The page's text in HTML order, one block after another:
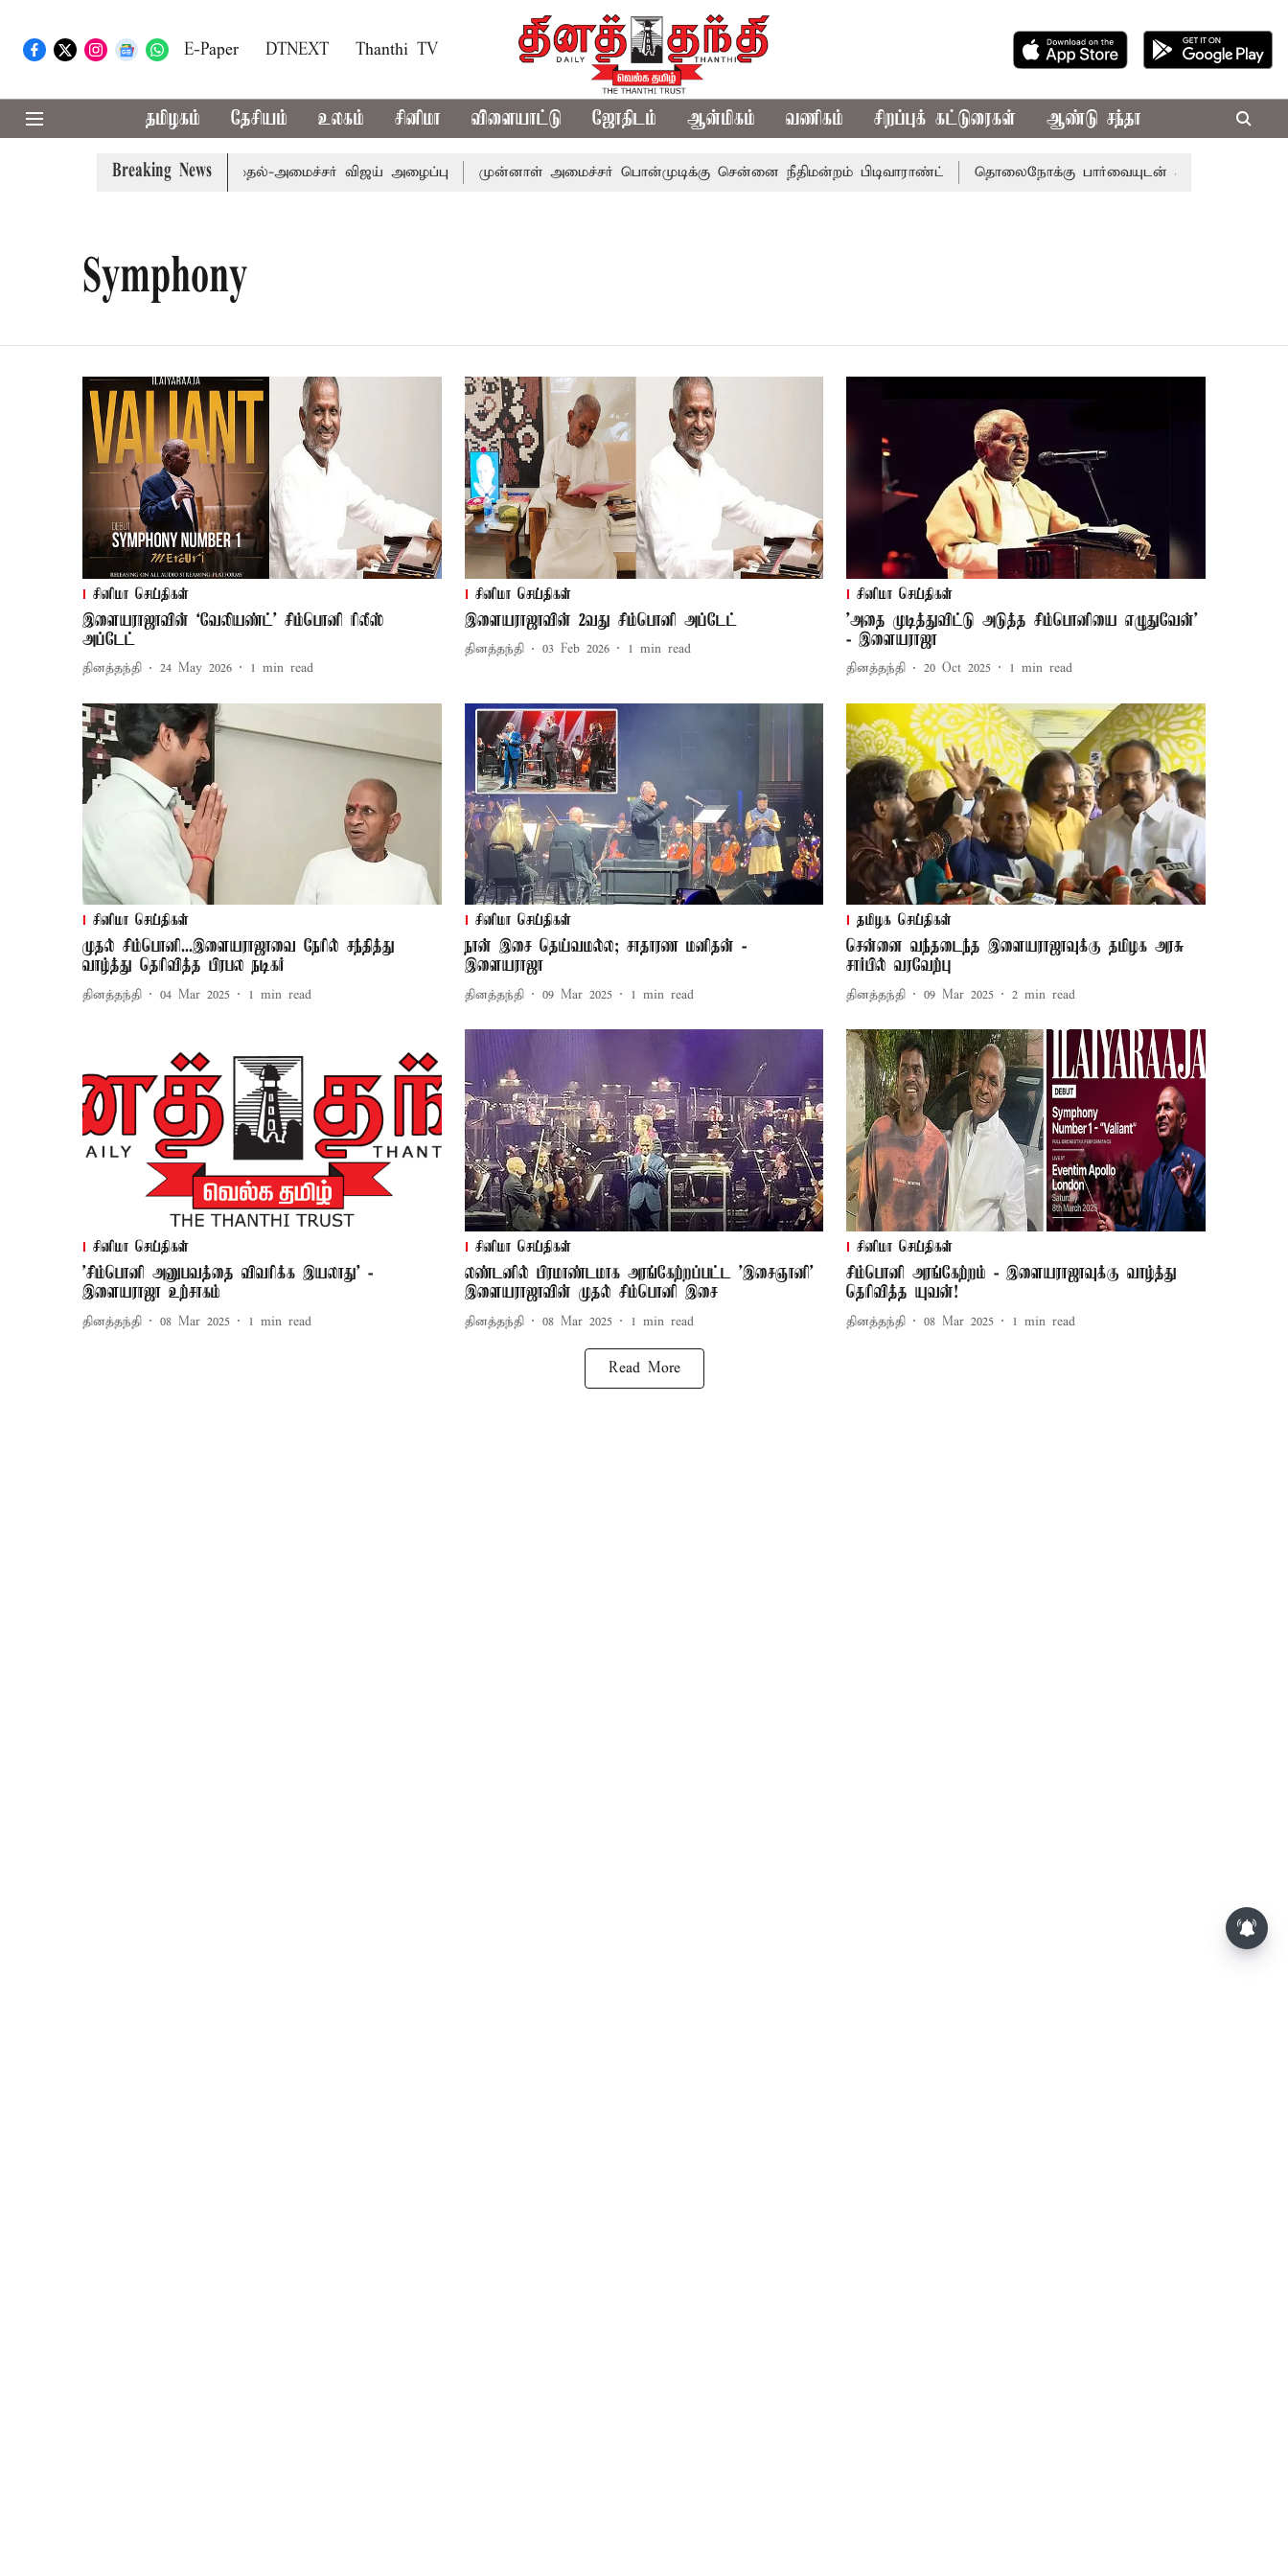
E-Paper DTNEXT Thanthi TV
தமிழகம் தேசியம் உலகம் சினிமா விளையாட்டு ஜோதிடம் ஆன்மிகம் வணிகம் சிறப்புக் கட்டுரைகள் ஆண்டு சந்தா
Breaking News
எம்.பி.க்கள் கூட்டத்துக்கு முதல்-அமைச்சர் விஜய் அழைப்பு முன்னாள் அமைச்சர் பொன்முடிக்கு சென்னை நீதிமன்றம் பிடிவாராண்ட் தொலைநோக்கு பார்வையுடன் கூடிய வேளாண்
Symphony
சினிமா செய்திகள்
இளையராஜாவின் ‘வேலியண்ட்’ சிம்பொனி ரிலீஸ்
அப்டேட்
தினத்தந்தி 24 May 2026 1 min read
சினிமா செய்திகள்
இளையராஜாவின் 2வது சிம்பொனி அப்டேட்
தினத்தந்தி 03 Feb 2026 1 min read
சினிமா செய்திகள்
’அதை முடித்துவிட்டு அடுத்த சிம்பொனியை எழுதுவேன்’
- இளையராஜா
தினத்தந்தி 20 Oct 2025 1 min read
சினிமா செய்திகள்
முதல் சிம்பொனி...இளையராஜாவை நேரில் சந்தித்து
வாழ்த்து தெரிவித்த பிரபல நடிகர்
தினத்தந்தி 04 Mar 2025 1 min read
சினிமா செய்திகள்
நான் இசை தெய்வமல்ல; சாதாரண மனிதன் -
இளையராஜா
தினத்தந்தி 09 Mar 2025 1 min read
தமிழக செய்திகள்
சென்னை வந்தடைந்த இளையராஜாவுக்கு தமிழக அரசு
சார்பில் வரவேற்பு
தினத்தந்தி 09 Mar 2025 2 min read
சினிமா செய்திகள்
'சிம்பொனி அனுபவத்தை விவரிக்க இயலாது' -
இளையராஜா உற்சாகம்
தினத்தந்தி 08 Mar 2025 1 min read
சினிமா செய்திகள்
லண்டனில் பிரமாண்டமாக அரங்கேற்றப்பட்ட 'இசைஞானி'
இளையராஜாவின் முதல் சிம்பொனி இசை
தினத்தந்தி 08 Mar 2025 1 min read
சினிமா செய்திகள்
சிம்பொனி அரங்கேற்றம் - இளையராஜாவுக்கு வாழ்த்து
தெரிவித்த யுவன்!
தினத்தந்தி 08 Mar 2025 1 min read
Read More